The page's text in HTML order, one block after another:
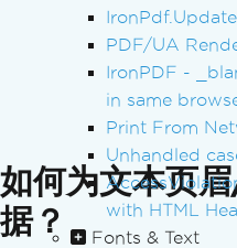
PDF/UA
IronPDF -
in same
Print From
Unhandled
with HTML
Fonts & Text
如何为文本页
据？